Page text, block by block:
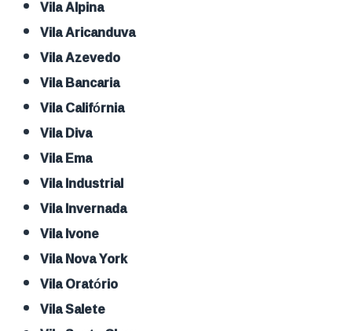
Vila Alpina
Vila Aricanduva
Vila Azevedo
Vila Bancaria
Vila Califórnia
Vila Diva
Vila Ema
Vila Industrial
Vila Invernada
Vila Ivone
Vila Nova York
Vila Oratório
Vila Salete